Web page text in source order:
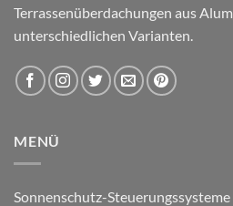
Terrassenüberdachungen aus
unterschiedlichen Varianten.
MENÜ
Sonnenschutz-Steuerungssysteme